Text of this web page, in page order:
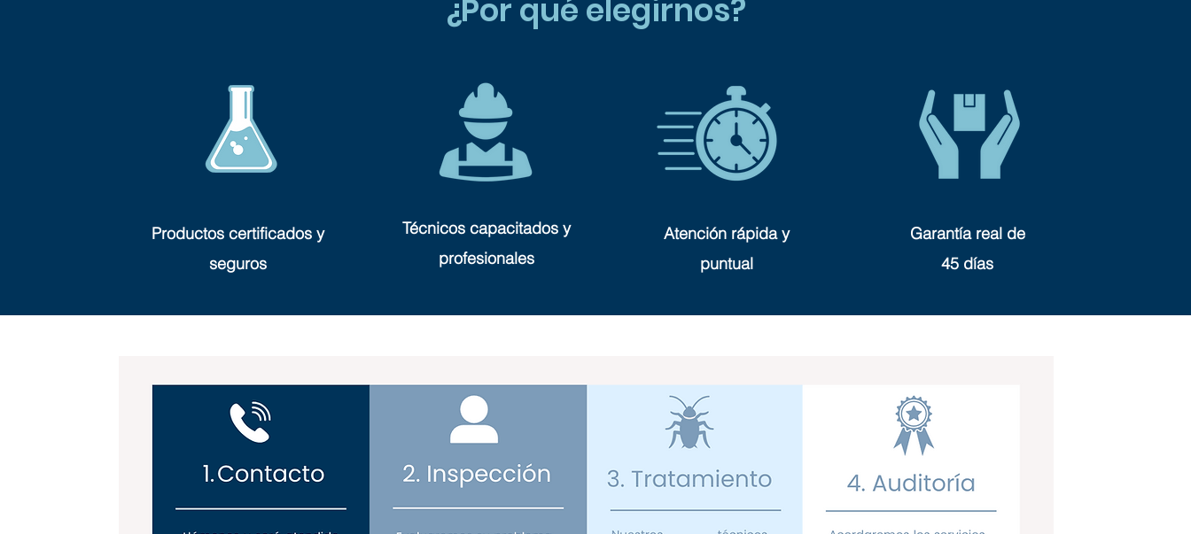
¿Por qué elegirnos?
Productos certificados y
seguros
Técnicos capacitados y
profesionales
Atención rápida y
puntual
Garantía real de
45 días